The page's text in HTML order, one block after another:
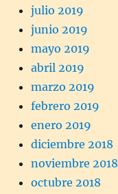
julio 2019
junio 2019
mayo 2019
abril 2019
marzo 2019
febrero 2019
enero 2019
diciembre 2018
noviembre 2018
octubre 2018